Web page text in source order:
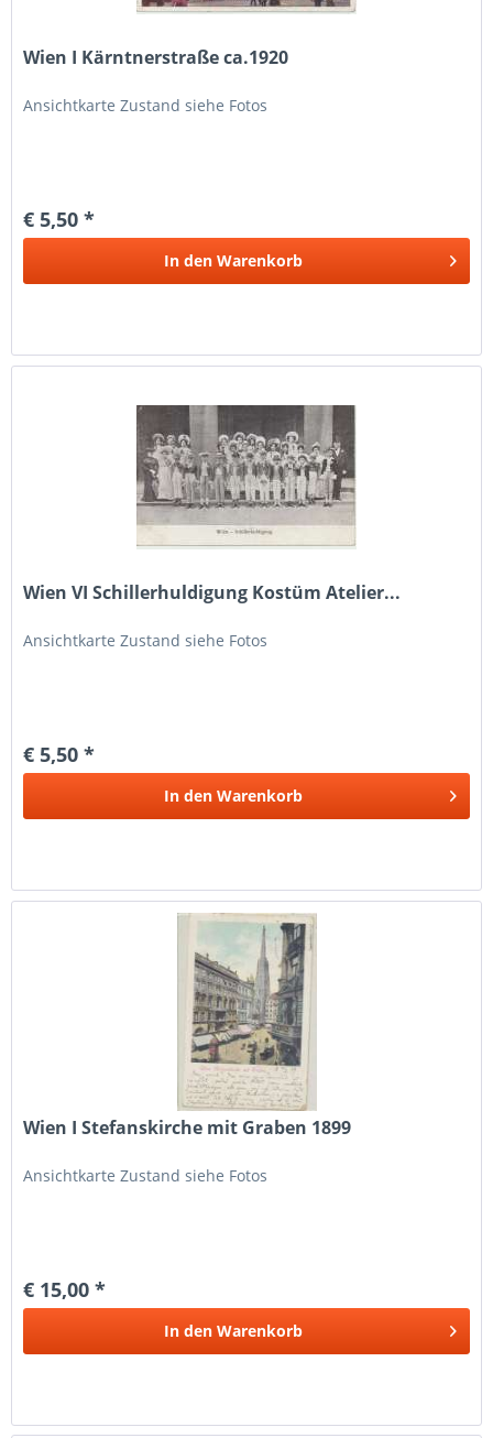
Wien I Kärntnerstraße ca.1920
Ansichtkarte Zustand siehe Fotos
€ 5,50 *
In den Warenkorb
Wien VI Schillerhuldigung Kostüm Atelier...
Ansichtkarte Zustand siehe Fotos
€ 5,50 *
In den Warenkorb
Wien I Stefanskirche mit Graben 1899
Ansichtkarte Zustand siehe Fotos
€ 15,00 *
In den Warenkorb